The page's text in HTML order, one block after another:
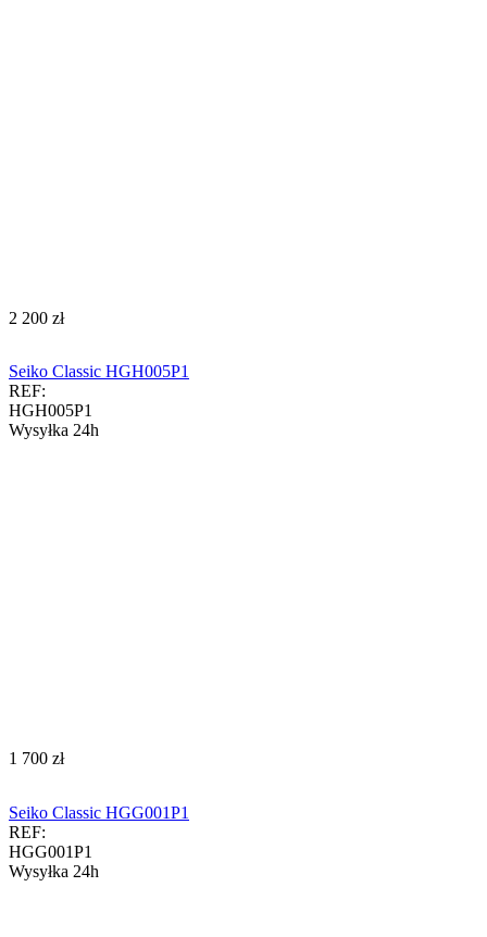
‍2 200‍ zł
Seiko Classic HGH005P1
REF:
HGH005P1
Wysyłka 24h
‍1 700‍ zł
Seiko Classic HGG001P1
REF:
HGG001P1
Wysyłka 24h